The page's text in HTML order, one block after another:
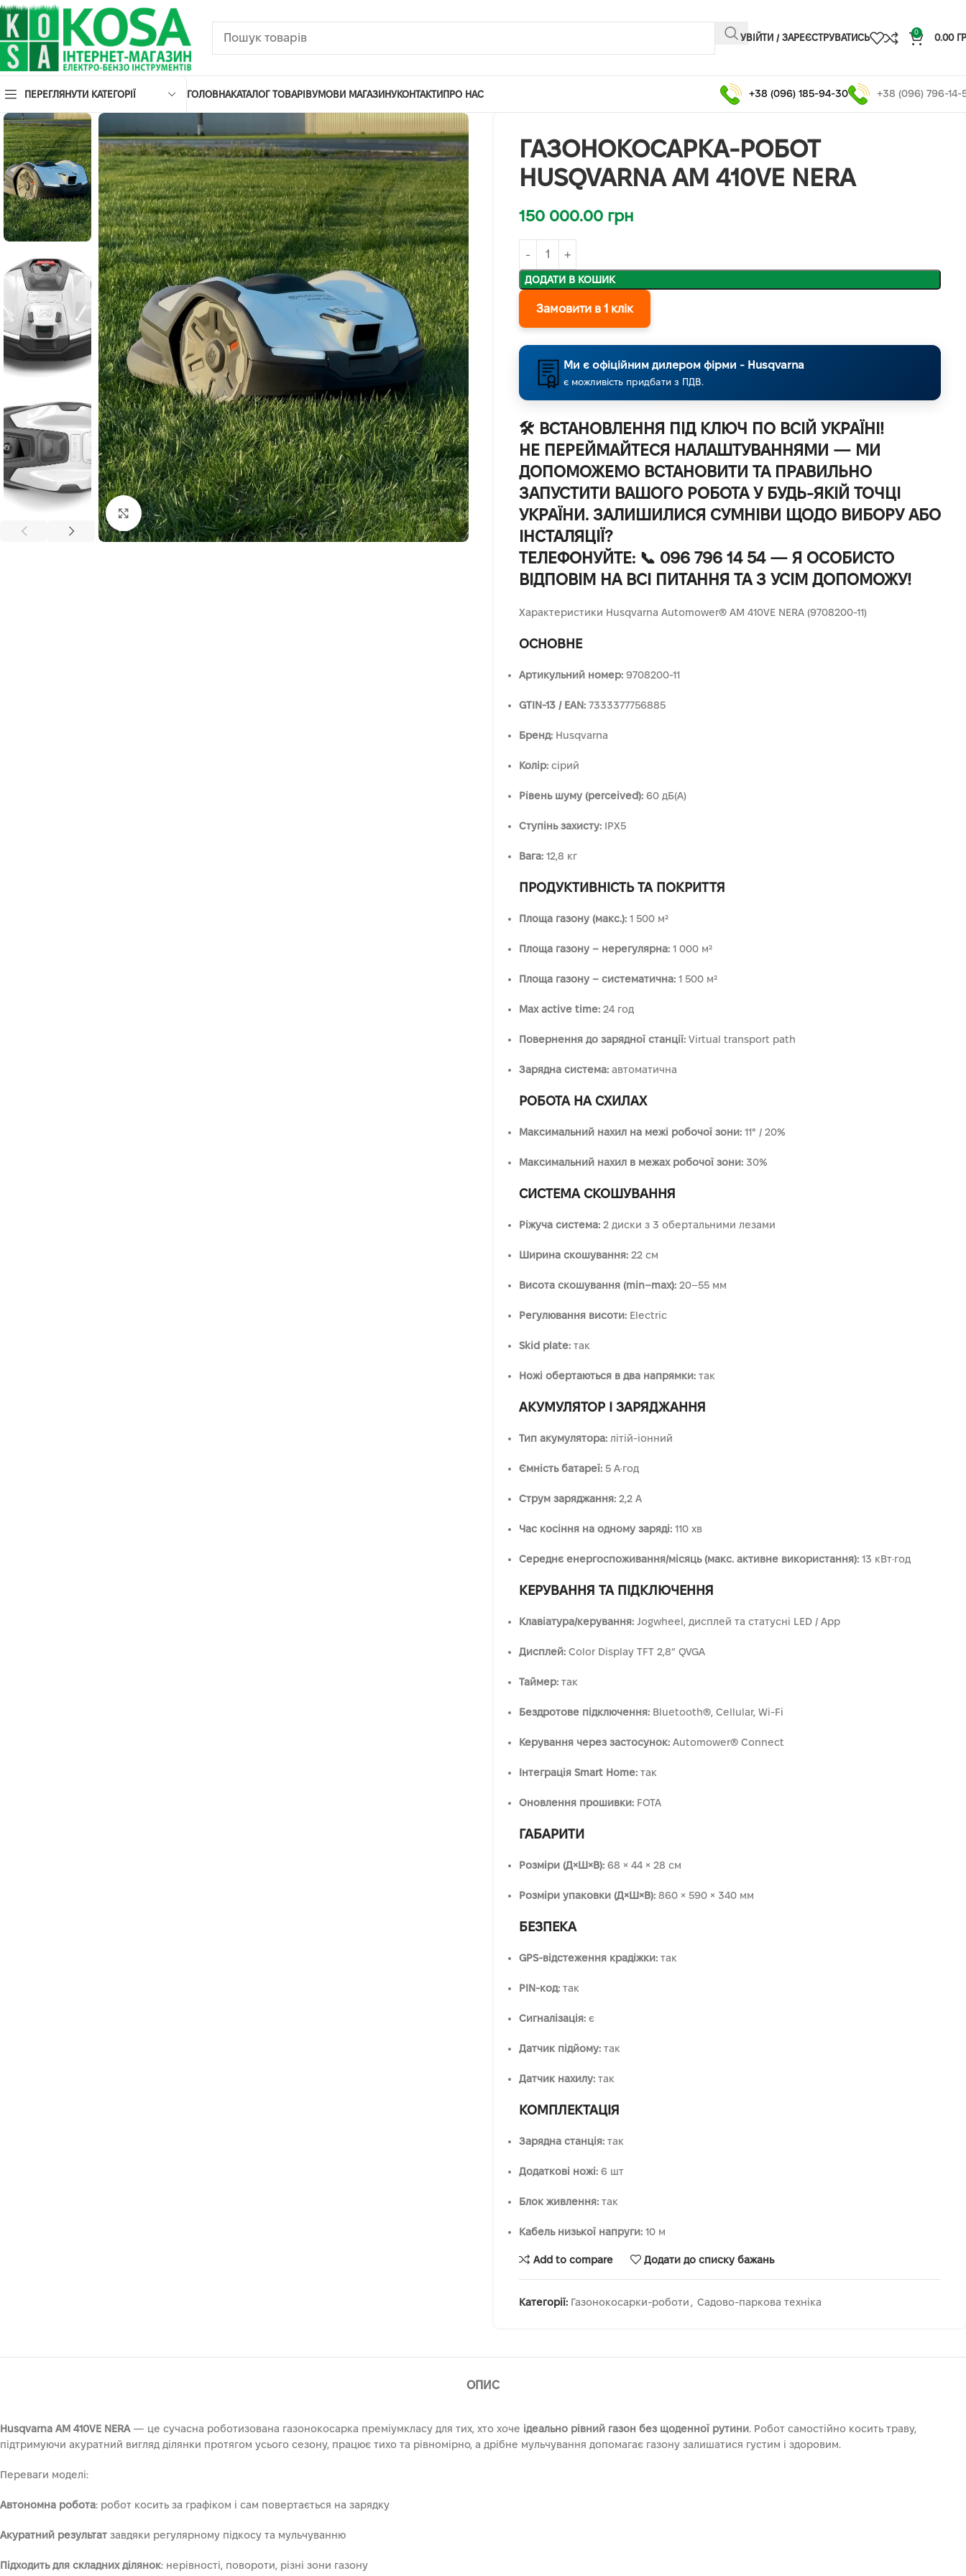
УВІЙТИ / ЗАРЕЄСТРУВАТИСЬ
0
0.00
ПЕРЕГЛЯНУТИ КАТЕГОРІЇ ГОЛОВНАКАТАЛОГ ТОВАРІВУМОВИ МАГАЗИНУКОНТАКТИПРО НАС +38 (096) 185-94-30 +38 (096) 796-14-
Клацніть, щоб збільшити
ГАЗОНОКОСАРКА-РОБОТ
HUSQVARNA AM 410VE NERA
150 000.00 грн
ДОДАТИ В КОШИК
Замовити в 1 клік
Ми є офіційним дилером фірми - Husqvarna
є можливість придбати з ПДВ.
🛠️ ВСТАНОВЛЕННЯ ПІД КЛЮЧ ПО ВСІЙ УКРАЇНІ!
НЕ ПЕРЕЙМАЙТЕСЯ НАЛАШТУВАННЯМИ — МИ
ДОПОМОЖЕМО ВСТАНОВИТИ ТА ПРАВИЛЬНО
ЗАПУСТИТИ ВАШОГО РОБОТА У БУДЬ-ЯКІЙ ТОЧЦІ
УКРАЇНИ. ЗАЛИШИЛИСЯ СУМНІВИ ЩОДО ВИБОРУ АБО
ІНСТАЛЯЦІЇ?
ТЕЛЕФОНУЙТЕ: 📞 096 796 14 54— Я ОСОБИСТО
ВІДПОВІМ НА ВСІ ПИТАННЯ ТА З УСІМ ДОПОМОЖУ!
Характеристики Husqvarna Automower® AM 410VE NERA (9708200-11)
ОСНОВНЕ
Артикульний номер: 9708200-11
GTIN-13 / EAN: 7333377756885
Бренд: Husqvarna
Колір: сірий
Рівень шуму (perceived): 60 дБ(А)
Ступінь захисту: IPX5
Вага: 12,8 кг
ПРОДУКТИВНІСТЬ ТА ПОКРИТТЯ
Площа газону (макс.): 1 500 м²
Площа газону – нерегулярна: 1 000 м²
Площа газону – систематична: 1 500 м²
Max active time: 24 год
Повернення до зарядної станції: Virtual transport path
Зарядна система: автоматична
РОБОТА НА СХИЛАХ
Максимальний нахил на межі робочої зони: 11° / 20%
Максимальний нахил в межах робочої зони: 30%
СИСТЕМА СКОШУВАННЯ
Ріжуча система: 2 диски з 3 обертальними лезами
Ширина скошування: 22 см
Висота скошування (min–max): 20–55 мм
Регулювання висоти: Electric
Skid plate: так
Ножі обертаються в два напрямки: так
АКУМУЛЯТОР І ЗАРЯДЖАННЯ
Тип акумулятора: літій-іонний
Ємність батареї: 5 А·год
Струм заряджання: 2,2 A
Час косіння на одному заряді: 110 хв
Середнє енергоспоживання/місяць (макс. активне використання): 13 кВт·год
КЕРУВАННЯ ТА ПІДКЛЮЧЕННЯ
Клавіатура/керування: Jogwheel, дисплей та статусні LED / App
Дисплей: Color Display TFT 2,8” QVGA
Таймер: так
Бездротове підключення: Bluetooth®, Cellular, Wi‑Fi
Керування через застосунок: Automower® Connect
Інтеграція Smart Home: так
Оновлення прошивки: FOTA
ГАБАРИТИ
Розміри (Д×Ш×В): 68 × 44 × 28 см
Розміри упаковки (Д×Ш×В): 860 × 590 × 340 мм
БЕЗПЕКА
GPS-відстеження крадіжки: так
PIN-код: так
Сигналізація: є
Датчик підйому: так
Датчик нахилу: так
КОМПЛЕКТАЦІЯ
Зарядна станція: так
Додаткові ножі: 6 шт
Блок живлення: так
Кабель низької напруги: 10 м
Add to compare Додати до списку бажань
Категорії: Газонокосарки-роботи , Садово-паркова техніка
ОПИС
Husqvarna AM 410VE NERA— це сучасна роботизована газонокосарка преміумкласу для тих, хто хоче ідеально рівний газон без щоденної рутини. Робот самостійно косить траву,
підтримуючи акуратний вигляд ділянки протягом усього сезону, працює тихо та рівномірно, а дрібне мульчування допомагає газону залишатися густим і здоровим.
Переваги моделі:
Автономна робота: робот косить за графіком і сам повертається на зарядку
Акуратний результат завдяки регулярному підкосу та мульчуванню
Підходить для складних ділянок: нерівності, повороти, різні зони газону